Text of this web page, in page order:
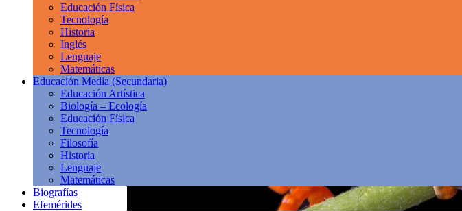
Educación Física
Tecnología
Historia
Inglés
Lenguaje
Matemáticas
Educación Media (Secundaria)
Educación Artística
Biología – Ecología
Educación Física
Tecnología
Filosofía
Historia
Lenguaje
Matemáticas
Biografías
Efemérides